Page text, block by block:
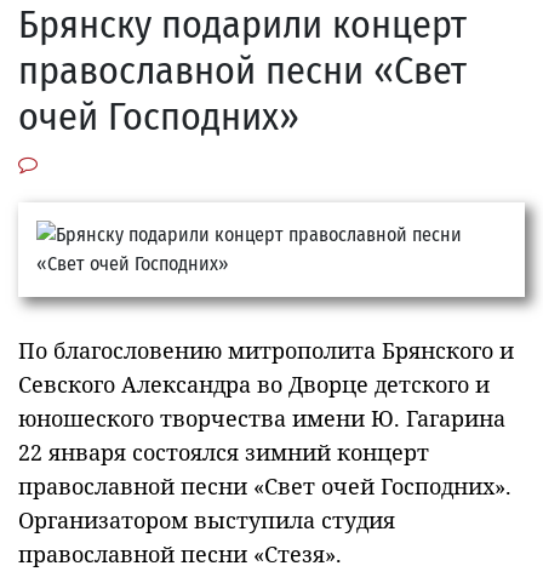
Брянску подарили концерт
православной песни «Свет
очей Господних»
По благословению митрополита Брянского и
Севского Александра во Дворце детского и
юношеского творчества имени Ю. Гагарина
22 января состоялся зимний концерт
православной песни «Свет очей Господних».
Организатором выступила студия
православной песни «Стезя».